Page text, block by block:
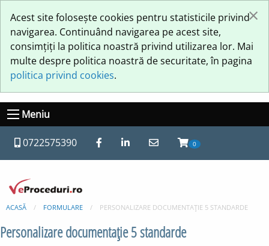
Acest site folosește cookies pentru statisticile privind
navigarea. Continuând navigarea pe acest site,
consimțiți la politica noastră privind utilizarea lor. Mai
multe despre politica noastră de securitate, în pagina
politica privind cookies.
×
Meniu
0722575390 0
ACASĂ FORMULARE PERSONALIZARE DOCUMENTAŢIE 5 STANDARDE
Personalizare documentaţie 5 standarde